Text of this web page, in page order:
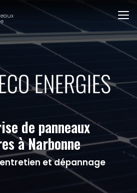
de panneaux
à Narbonne
et dépannage